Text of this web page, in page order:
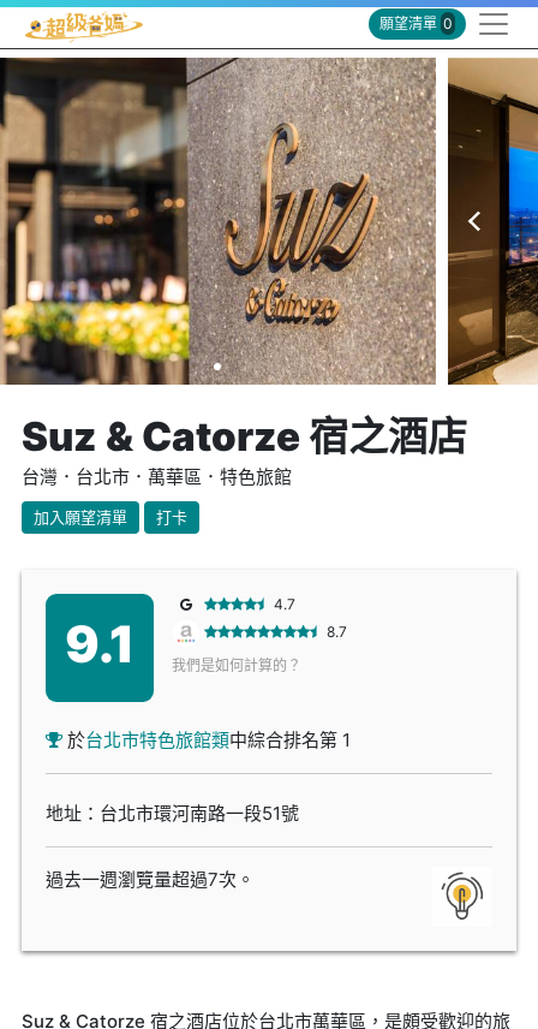
願望清單 0
Suz & Catorze 宿之酒店
台灣．台北市．萬華區．特色旅館
加入願望清單 打卡
9.1
4.7
8.7
我們是如何計算的？
於台北市特色旅館類中綜合排名第 1
地址：台北市環河南路一段51號
過去一週瀏覽量超過7次。
Suz & Catorze 宿之酒店位於台北市萬華區，是頗受歡迎的旅